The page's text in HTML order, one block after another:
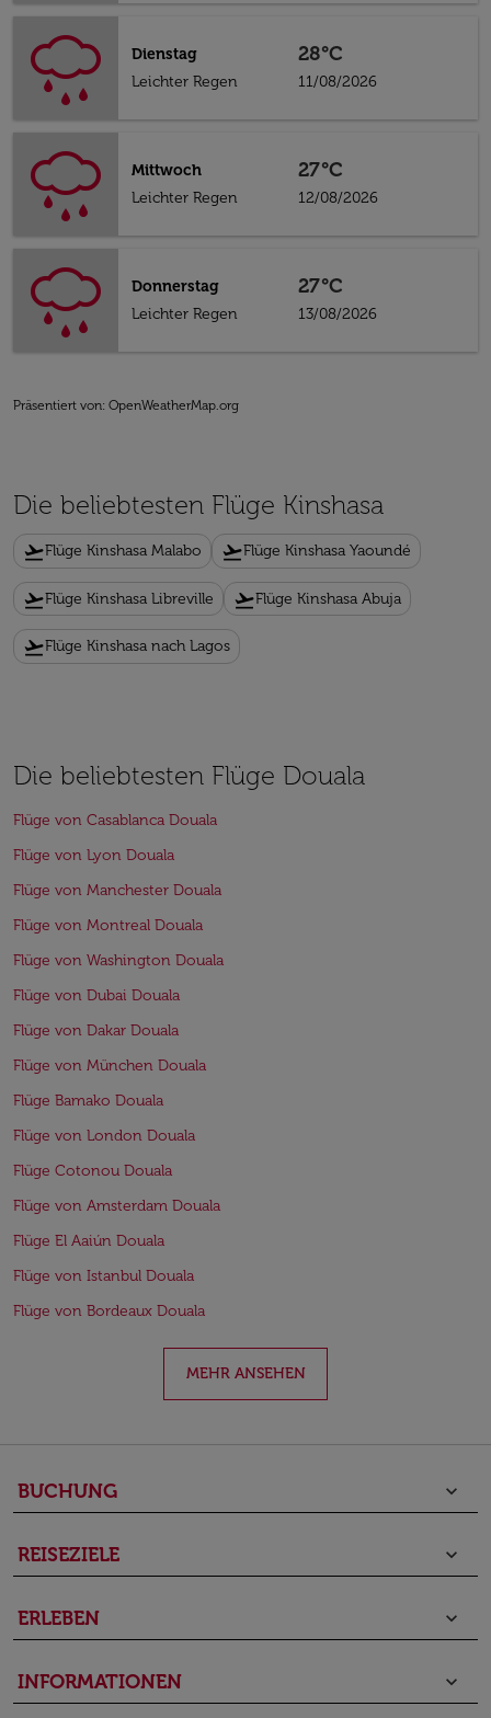
Dienstag
Leichter Regen
28°C
11/08/2026
Mittwoch
Leichter Regen
27°C
12/08/2026
Donnerstag
Leichter Regen
27°C
13/08/2026
Präsentiert von: OpenWeatherMap.org
Die beliebtesten Flüge Kinshasa
flight_takeoffFlüge Kinshasa Malabo flight_takeoffFlüge Kinshasa Yaoundé
flight_takeoffFlüge Kinshasa Libreville flight_takeoffFlüge Kinshasa Abuja
flight_takeoffFlüge Kinshasa nach Lagos
Die beliebtesten Flüge Douala
Flüge von Casablanca Douala
Flüge von Lyon Douala
Flüge von Manchester Douala
Flüge von Montreal Douala
Flüge von Washington Douala
Flüge von Dubai Douala
Flüge von Dakar Douala
Flüge von München Douala
Flüge Bamako Douala
Flüge von London Douala
Flüge Cotonou Douala
Flüge von Amsterdam Douala
Flüge El Aaiún Douala
Flüge von Istanbul Douala
Flüge von Bordeaux Douala
MEHR ANSEHEN
BUCHUNG keyboard_arrow_down
REISEZIELE keyboard_arrow_down
ERLEBEN keyboard_arrow_down
INFORMATIONEN keyboard_arrow_down